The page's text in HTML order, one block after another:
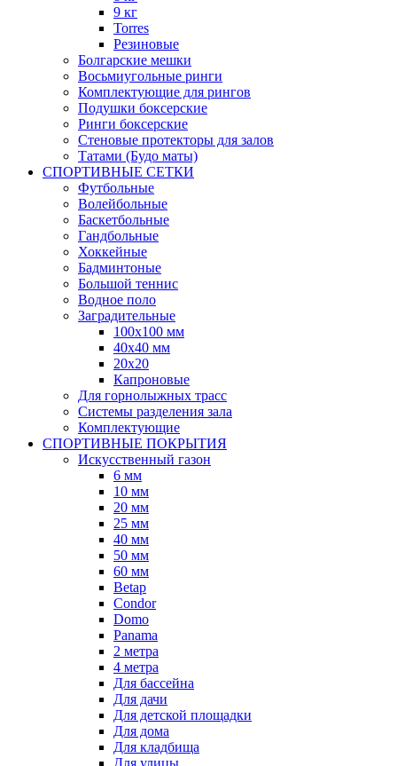
9 кг
Torres
Резиновые
Болгарские мешки
Восьмиугольные ринги
Комплектующие для рингов
Подушки боксерские
Ринги боксерские
Стеновые протекторы для залов
Татами (Будо маты)
СПОРТИВНЫЕ СЕТКИ
Футбольные
Волейбольные
Баскетбольные
Гандбольные
Хоккейные
Бадминтоные
Большой теннис
Водное поло
Заградительные
100х100 мм
40х40 мм
20х20
Капроновые
Для горнолыжных трасс
Системы разделения зала
Комплектующие
СПОРТИВНЫЕ ПОКРЫТИЯ
Искусственный газон
6 мм
10 мм
20 мм
25 мм
40 мм
50 мм
60 мм
Betap
Condor
Domo
Panama
2 метра
4 метра
Для бассейна
Для дачи
Для детской площадки
Для дома
Для кладбища
Для улицы